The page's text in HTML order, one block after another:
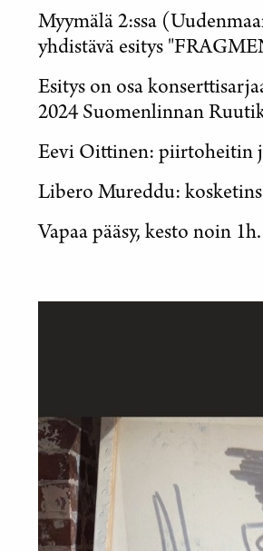
Myymälä 2:ssa
yhdistävä esitys
Esitys on osa
2024 Suomenlinnan
Eevi Oittinen: piirtoheitin
Libero Mureddu:
Vapaa pääsy, kesto noin 1h.